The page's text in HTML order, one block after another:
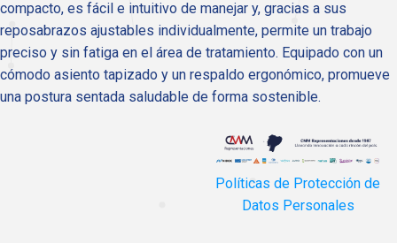
compacto, es fácil e intuitivo de manejar y, gracias a sus
reposabrazos ajustables individualmente, permite un trabajo
preciso y sin fatiga en el área de tratamiento. Equipado con un
cómodo asiento tapizado y un respaldo ergonómico, promueve
una postura sentada saludable de forma sostenible.
Políticas de Protección de
Datos Personales